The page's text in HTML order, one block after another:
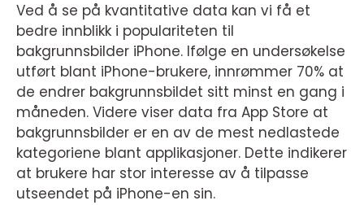
Ved å se på kvantitative data kan vi få et
bedre innblikk i populariteten til
bakgrunnsbilder iPhone. Ifølge en undersøkelse
utført blant iPhone-brukere, innrømmer 70% at
de endrer bakgrunnsbildet sitt minst en gang i
måneden. Videre viser data fra App Store at
bakgrunnsbilder er en av de mest nedlastede
kategoriene blant applikasjoner. Dette indikerer
at brukere har stor interesse av å tilpasse
utseendet på iPhone-en sin.